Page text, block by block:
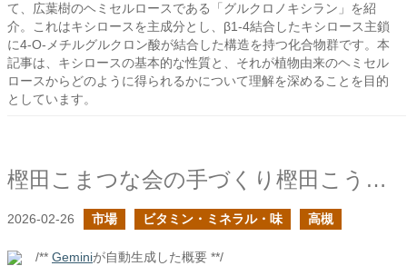
て、広葉樹のヘミセルロースである「グルクロノキシラン」を紹
介。これはキシロースを主成分とし、β1-4結合したキシロース主鎖
に4-O-メチルグルクロン酸が結合した構造を持つ化合物群です。本
記事は、キシロースの基本的な性質と、それが植物由来のヘミセル
ロースからどのように得られるかについて理解を深めることを目的
としています。
樫田こまつな会の手づくり樫田こうじ味噌を頂いた
2026-02-26 市場 ビタミン・ミネラル・味 高槻
/** Geminiが自動生成した概要 **/